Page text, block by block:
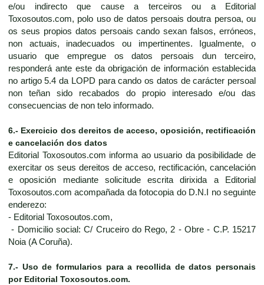
e/ou indirecto que cause a terceiros ou a Editorial
Toxosoutos.com, polo uso de datos persoais doutra persoa, ou
os seus propios datos persoais cando sexan falsos, erróneos,
non actuais, inadecuados ou impertinentes. Igualmente, o
usuario que empregue os datos persoais dun terceiro,
responderá ante este da obrigación de información establecida
no artigo 5.4 da LOPD para cando os datos de carácter persoal
non teñan sido recabados do propio interesado e/ou das
consecuencias de non telo informado.
6.- Exercicio dos dereitos de acceso, oposición, rectificación
e cancelación dos datos
Editorial Toxosoutos.com informa ao usuario da posibilidade de
exercitar os seus dereitos de acceso, rectificación, cancelación
e oposición mediante solicitude escrita dirixida a Editorial
Toxosoutos.com acompañada da fotocopia do D.N.I no seguinte
enderezo:
- Editorial Toxosoutos.com,
- Domicilio social: C/ Cruceiro do Rego, 2 - Obre - C.P. 15217
Noia (A Coruña).
7.- Uso de formularios para a recollida de datos personais
por Editorial Toxosoutos.com.